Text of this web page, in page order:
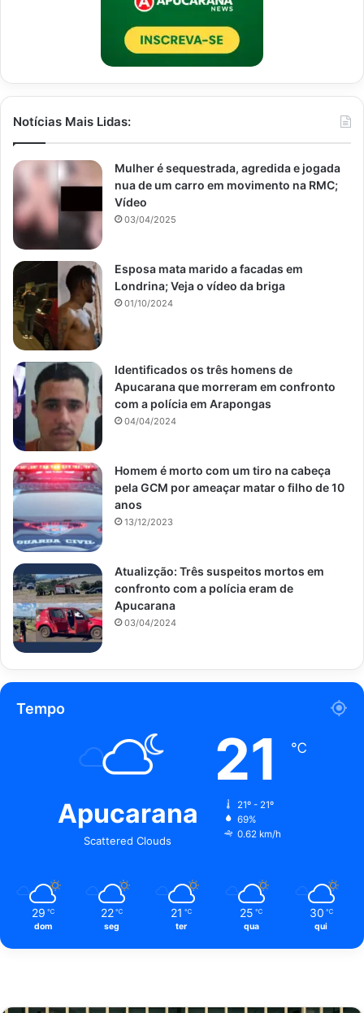
Notícias Mais Lidas:
Mulher é sequestrada, agredida e jogada
nua de um carro em movimento na RMC;
Vídeo
03/04/2025
Esposa mata marido a facadas em
Londrina; Veja o vídeo da briga
01/10/2024
Identificados os três homens de
Apucarana que morreram em confronto
com a polícia em Arapongas
04/04/2024
Homem é morto com um tiro na cabeça
pela GCM por ameaçar matar o filho de 10
anos
13/12/2023
Atualizção: Três suspeitos mortos em
confronto com a polícia eram de
Apucarana
03/04/2024
Tempo
Apucarana
Scattered Clouds
21 ℃
21º - 21º
69%
0.62 km/h
29 ℃
dom
22 ℃
seg
21 ℃
ter
25 ℃
qua
30 ℃
qui